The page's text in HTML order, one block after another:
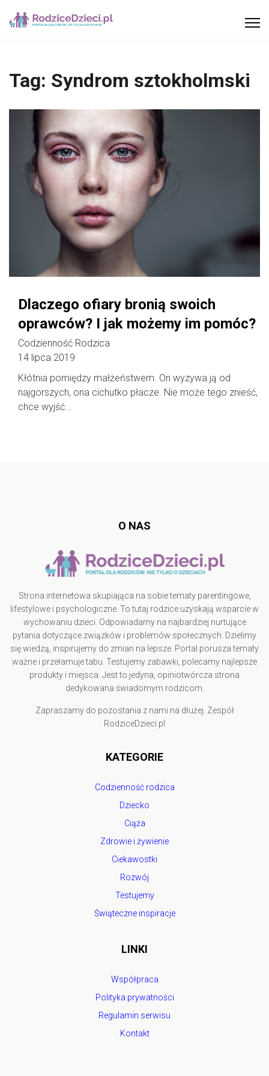
Tag: Syndrom sztokholmski
Dlaczego ofiary bronią swoich
oprawców? I jak możemy im pomóc?
Codzienność Rodzica
14 lipca 2019
Kłótnia pomiędzy małżeństwem. On wyzywa ją od
najgorszych, ona cichutko płacze. Nie może tego znieść,
chce wyjść...
O NAS
Strona internetowa skupiająca na sobie tematy parentingowe,
lifestylowe i psychologiczne. To tutaj rodzice uzyskają wsparcie w
wychowaniu dzieci. Odpowiadamy na najbardziej nurtujące
pytania dotyczące związków i problemów społecznych. Dzielimy
się wiedzą, inspirujemy do zmian na lepsze. Portal porusza tematy
ważne i przełamuje tabu. Testujemy zabawki, polecamy najlepsze
produkty i miejsca. Jest to jedyna, opiniotwórcza strona
dedykowana świadomym rodzicom.
Zapraszamy do pozostania z nami na dłużej. Zespół
RodziceDzieci.pl
KATEGORIE
Codzienność rodzica
Dziecko
Ciąża
Zdrowie i żywienie
Ciekawostki
Rozwój
Testujemy
Świąteczne inspiracje
LINKI
Współpraca
Polityka prywatności
Regulamin serwisu
Kontakt